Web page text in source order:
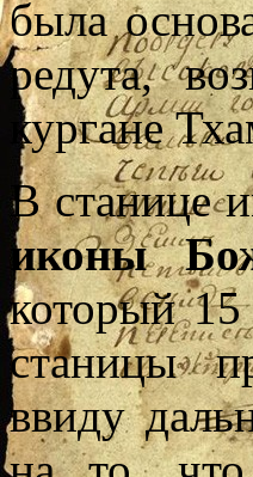
была
редута,
кургане
В станице
иконы
который
станицы
ввиду